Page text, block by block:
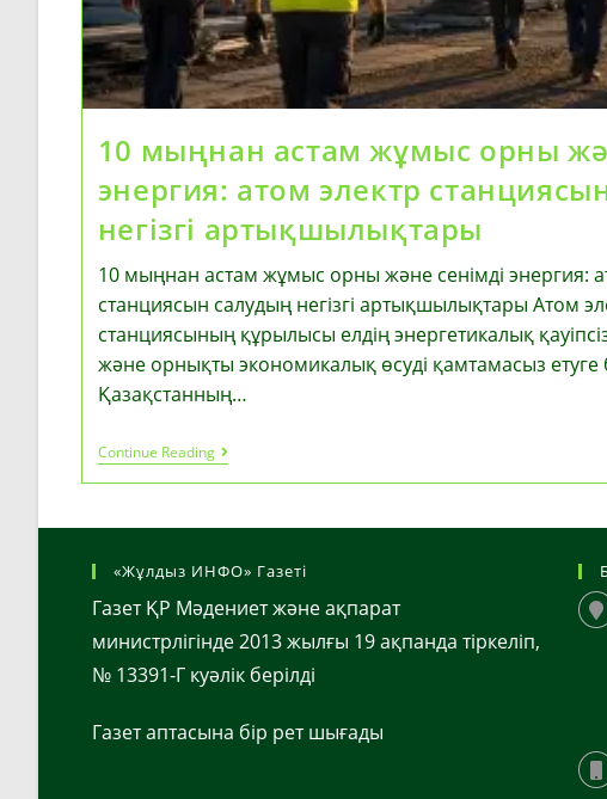
10 мыңнан астам жұмыс орны
энергия: атом электр
негізгі артықшылықтары
10 мыңнан астам жұмыс орны және сенімді энергия:
станциясын салудың негізгі артықшылықтары Атом
станциясының құрылысы елдің энергетикалық
және орнықты экономикалық өсуді қамтамасыз етуге
Қазақстанның…
Continue Reading10
Мыңнан
Астам
Орны
Сенімді
Атом
Электр
Станциясын
Салудың
Негізгі
«Жұлдыз ИНФО» Газеті
Газет ҚР Мәдениет және ақпарат
министрлігінде 2013 жылғы 19 ақпанда тіркеліп,
№ 13391-Г куәлік берілді
Газет аптасына бір рет шығады